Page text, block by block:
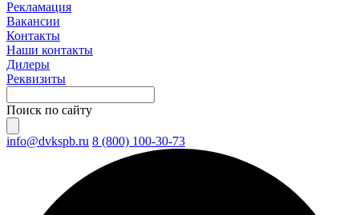
Рекламация
Вакансии
Контакты
Наши контакты
Дилеры
Реквизиты
Поиск по сайту
info@dvkspb.ru 8 (800) 100-30-73